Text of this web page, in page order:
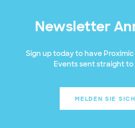
Newsletter
Sign up today to have
Events sent straight to
MELDEN SIE